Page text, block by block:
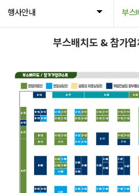
행사안내 부스
부스배치도 & 참가